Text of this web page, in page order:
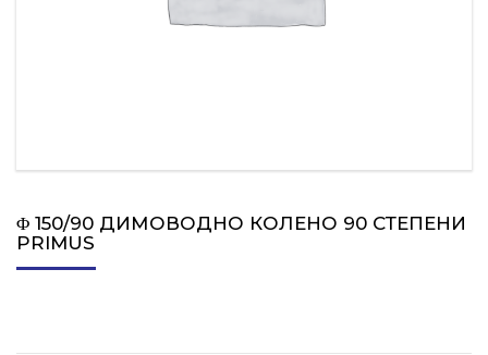
Φ 150/90 ДИМОВОДНО КОЛЕНО 90 СТЕПЕНИ
PRIMUS